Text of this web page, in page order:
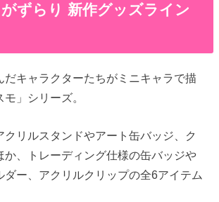
ずらり 新作グッズライン
だキャラクターたちがミニキャラで描
」シリーズ。
クリルスタンドやアート缶バッジ、ク
か、トレーディング仕様の缶バッジや
ダー、アクリルクリップの全6アイテム